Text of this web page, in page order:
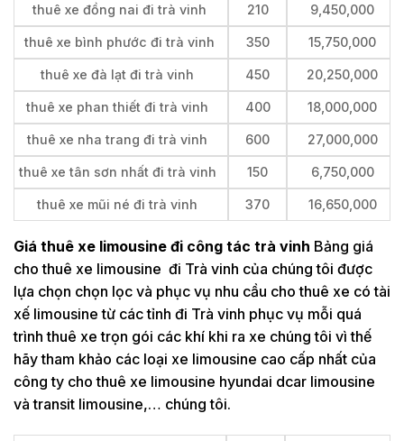
thuê xe đồng nai đi trà vinh 210 9,450,000
thuê xe bình phước đi trà vinh 350 15,750,000
thuê xe đà lạt đi trà vinh 450 20,250,000
thuê xe phan thiết đi trà vinh 400 18,000,000
thuê xe nha trang đi trà vinh 600 27,000,000
thuê xe tân sơn nhất đi trà vinh 150 6,750,000
thuê xe mũi né đi trà vinh 370 16,650,000
Giá thuê xe limousine đi công tác trà vinh Bảng giá
cho thuê xe limousine đi Trà vinh của chúng tôi được
lựa chọn chọn lọc và phục vụ nhu cầu cho thuê xe có tài
xế limousine từ các tỉnh đi Trà vinh phục vụ mỗi quá
trình thuê xe trọn gói các khí khi ra xe chúng tôi vì thế
hãy tham khảo các loại xe limousine cao cấp nhất của
công ty cho thuê xe limousine hyundai dcar limousine
và transit limousine,… chúng tôi.